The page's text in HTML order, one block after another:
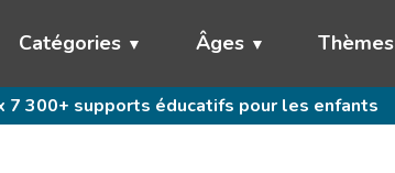
Catégories Âges Thèmes
7 300+ supports éducatifs pour les enfants